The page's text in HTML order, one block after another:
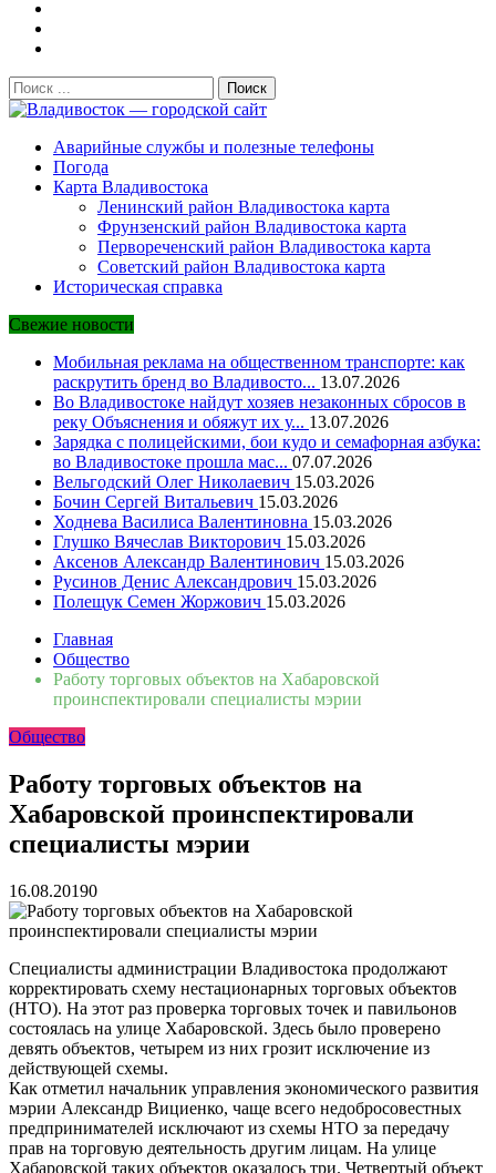
Поиск:
Владивосток — городской сайт
Аварийные службы и полезные телефоны
Погода
Карта Владивостока
Ленинский район Владивостока карта
Фрунзенский район Владивостока карта
Первореченский район Владивостока карта
Советский район Владивостока карта
Историческая справка
Свежие новости
Мобильная реклама на общественном транспорте: как
раскрутить бренд во Владивосто... 13.07.2026
Во Владивостоке найдут хозяев незаконных сбросов в
реку Объяснения и обяжут их у... 13.07.2026
Зарядка с полицейскими, бои кудо и семафорная азбука:
во Владивостоке прошла мас... 07.07.2026
Вельгодский Олег Николаевич 15.03.2026
Бочин Сергей Витальевич 15.03.2026
Ходнева Василиса Валентиновна 15.03.2026
Глушко Вячеслав Викторович 15.03.2026
Аксенов Александр Валентинович 15.03.2026
Русинов Денис Александрович 15.03.2026
Полещук Семен Жоржович 15.03.2026
Главная
Общество
Работу торговых объектов на Хабаровской
проинспектировали специалисты мэрии
Общество
Работу торговых объектов на
Хабаровской проинспектировали
специалисты мэрии
16.08.20190
Специалисты администрации Владивостока продолжают
корректировать схему нестационарных торговых объектов
(НТО). На этот раз проверка торговых точек и павильонов
состоялась на улице Хабаровской. Здесь было проверено
девять объектов, четырем из них грозит исключение из
действующей схемы.
Как отметил начальник управления экономического развития
мэрии Александр Вициенко, чаще всего недобросовестных
предпринимателей исключают из схемы НТО за передачу
прав на торговую деятельность другим лицам. На улице
Хабаровской таких объектов оказалось три. Четвертый объект